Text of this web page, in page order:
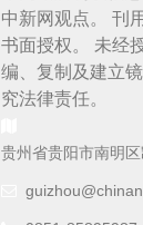
中新网观点。 刊
书面授权。 未经
编、复制及建立
究法律责任。
贵州省贵阳市南明